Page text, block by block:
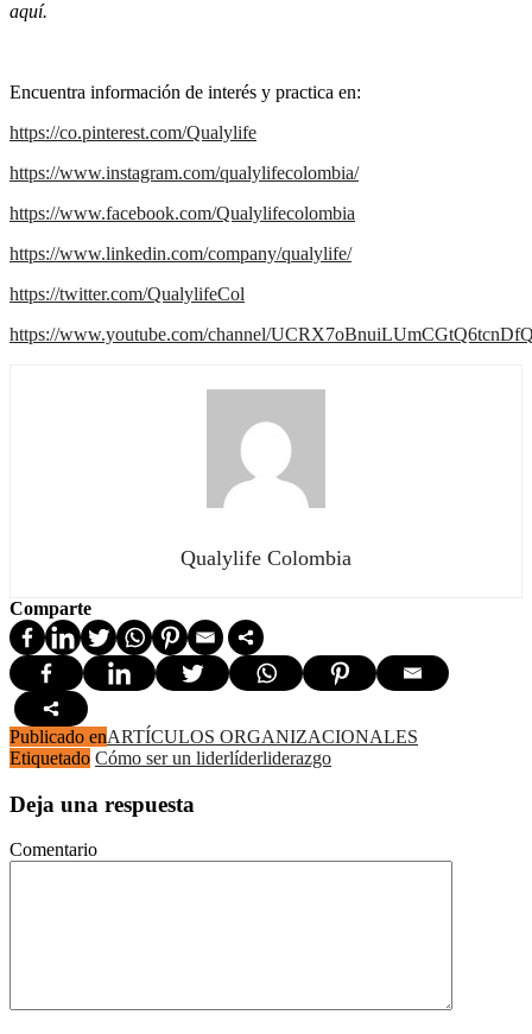
aquí.
Encuentra información de interés y practica en:
https://co.pinterest.com/Qualylife
https://www.instagram.com/qualylifecolombia/
https://www.facebook.com/Qualylifecolombia
https://www.linkedin.com/company/qualylife/
https://twitter.com/QualylifeCol
https://www.youtube.com/channel/
Qualylife Colombia
Comparte
Publicado enARTÍCULOS ORGANIZACIONALES
Etiquetado Cómo ser un liderlíderliderazgo
Deja una respuesta
Comentario